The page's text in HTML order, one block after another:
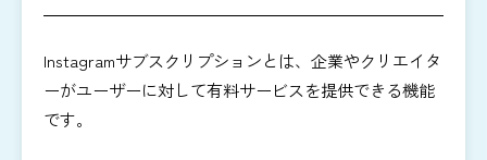
Instagramサブスクリプションとは、企業やクリエイタ
ーがユーザーに対して有料サービスを提供できる機能
です。